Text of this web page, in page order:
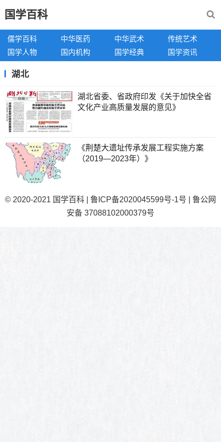
国学百科
儒学百科 中华医药 中华武术
传统艺术
国学人物
国内机构 国学经典 国学资讯
湖北
湖北省委、省政府印发《关于加快全省
文化产业高质量发展的意见》
《荆楚大遗址传承发展工程实施方案
（2019—2023年）》
© 2020-2021 国学百科 鲁ICP备2020045599号-1号
鲁公网
安备 37088102000379号